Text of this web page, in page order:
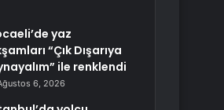
yaz
“Çık Dışarıya
ile renklendi
6, 2026